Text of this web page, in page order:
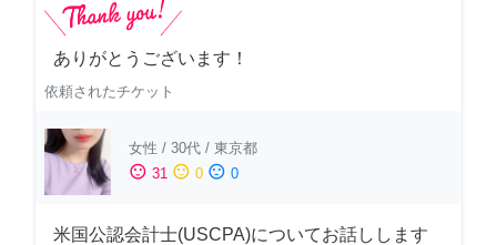
ありがとうございます！
依頼されたチケット
女性 / 30代 / 東京都
sentiment_satisfied 31 sentiment_neutral 0 sentiment_dissatisfied 0
米国公認会計士(USCPA)についてお話しします